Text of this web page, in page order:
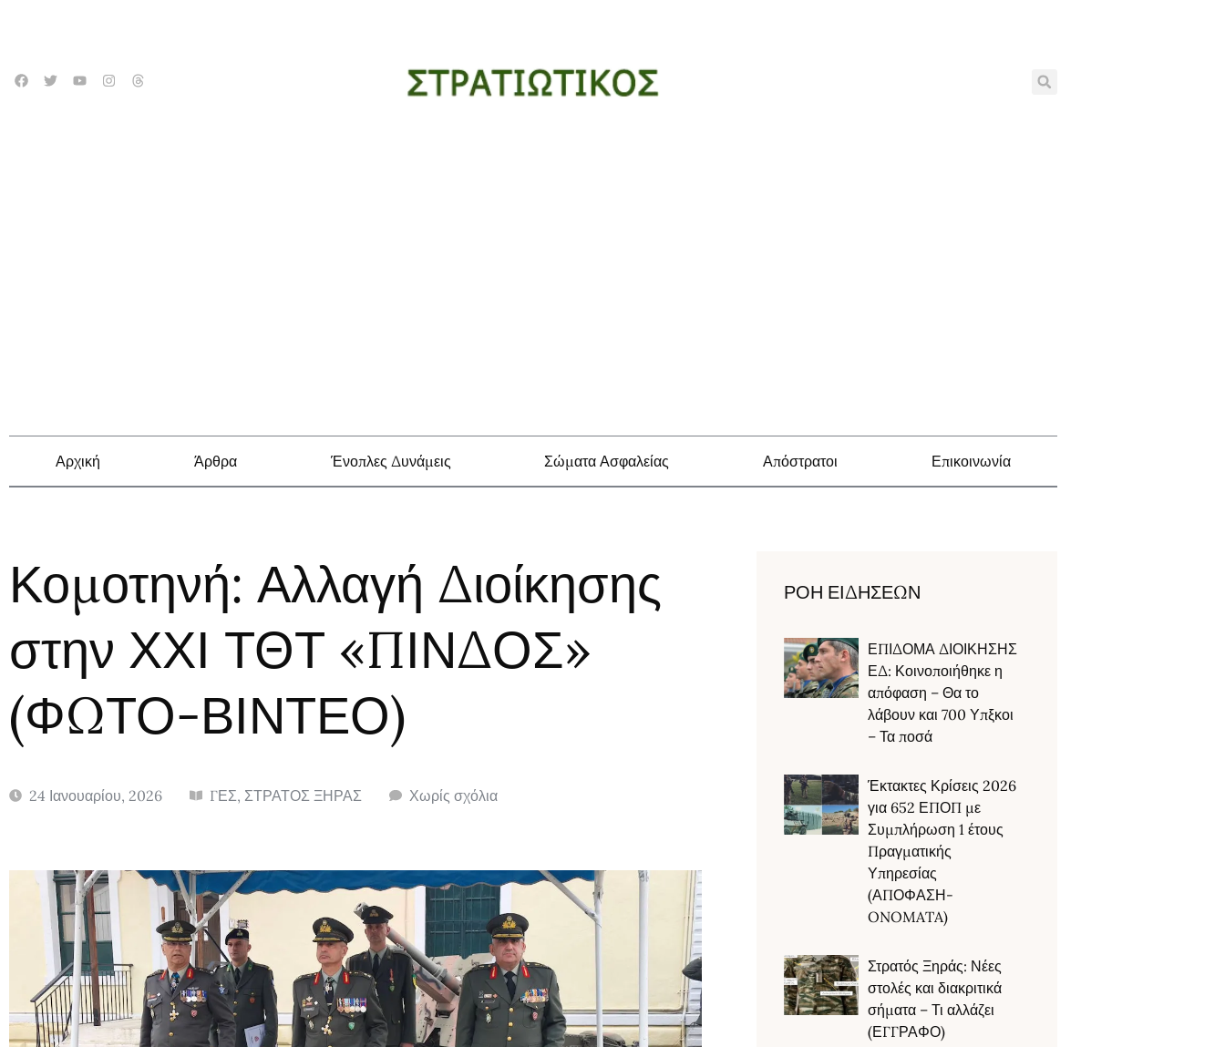
Αρχική Άρθρα Ένοπλες Δυνάμεις Σώματα Ασφαλείας Απόστρατοι Επικοινωνία
Κομοτηνή: Αλλαγή Διοίκησης
στην ΧΧΙ ΤΘΤ «ΠΙΝΔΟΣ»
(ΦΩΤΟ-ΒΙΝΤΕΟ)
24 Ιανουαρίου, 2026 ΓΕΣ, ΣΤΡΑΤΟΣ ΞΗΡΑΣ Χωρίς σχόλια
ΡΟΗ ΕΙΔΗΣΕΩΝ
ΕΠΙΔΟΜΑ ΔΙΟΙΚΗΣΗΣ
ΕΔ: Κοινοποιήθηκε η
απόφαση – Θα το
λάβουν και 700 Υπξκοι
– Τα ποσά
Έκτακτες Κρίσεις 2026
για 652 ΕΠΟΠ με
Συμπλήρωση 1 έτους
Πραγματικής
Υπηρεσίας
(ΑΠΟΦΑΣΗ-
ONOMATA)
Στρατός Ξηράς: Νέες
στολές και διακριτικά
σήματα – Τι αλλάζει
(ΕΓΓΡΑΦΟ)